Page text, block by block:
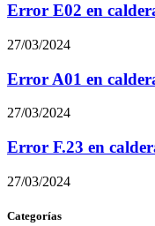
Error E02 en
27/03/2024
Error A01 en
27/03/2024
Error F.23 en
27/03/2024
Categorías